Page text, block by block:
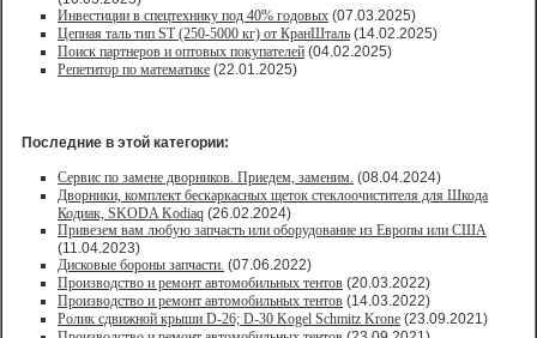
Инвестиции в спецтехнику под 40% годовых (07.03.2025)
Цепная таль тип ST (250-5000 кг) от КранШталь (14.02.2025)
Поиск партнеров и оптовых покупателей (04.02.2025)
Репетитор по математике (22.01.2025)
Последние в этой категории:
Сервис по замене дворников. Приедем, заменим. (08.04.2024)
Дворники, комплект бескаркасных щеток стеклоочистителя для Шкода
Кодиак, SKODA Kodiaq (26.02.2024)
Привезем вам любую запчасть или оборудование из Европы или США
(11.04.2023)
Дисковые бороны запчасти. (07.06.2022)
Производство и ремонт автомобильных тентов (20.03.2022)
Производство и ремонт автомобильных тентов (14.03.2022)
Ролик сдвижной крыши D-26; D-30 Kogel Schmitz Krone (23.09.2021)